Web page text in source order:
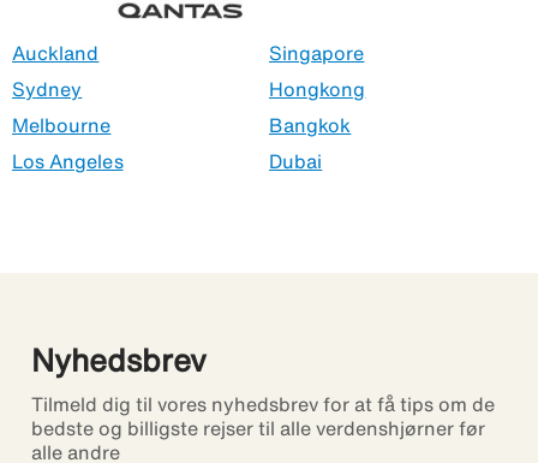
Auckland
Sydney
Melbourne
Los Angeles
Singapore
Hongkong
Bangkok
Dubai
Nyhedsbrev
Tilmeld dig til vores nyhedsbrev for at få tips om de
bedste og billigste rejser til alle verdenshjørner før
alle andre